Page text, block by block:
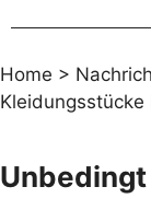
Home >